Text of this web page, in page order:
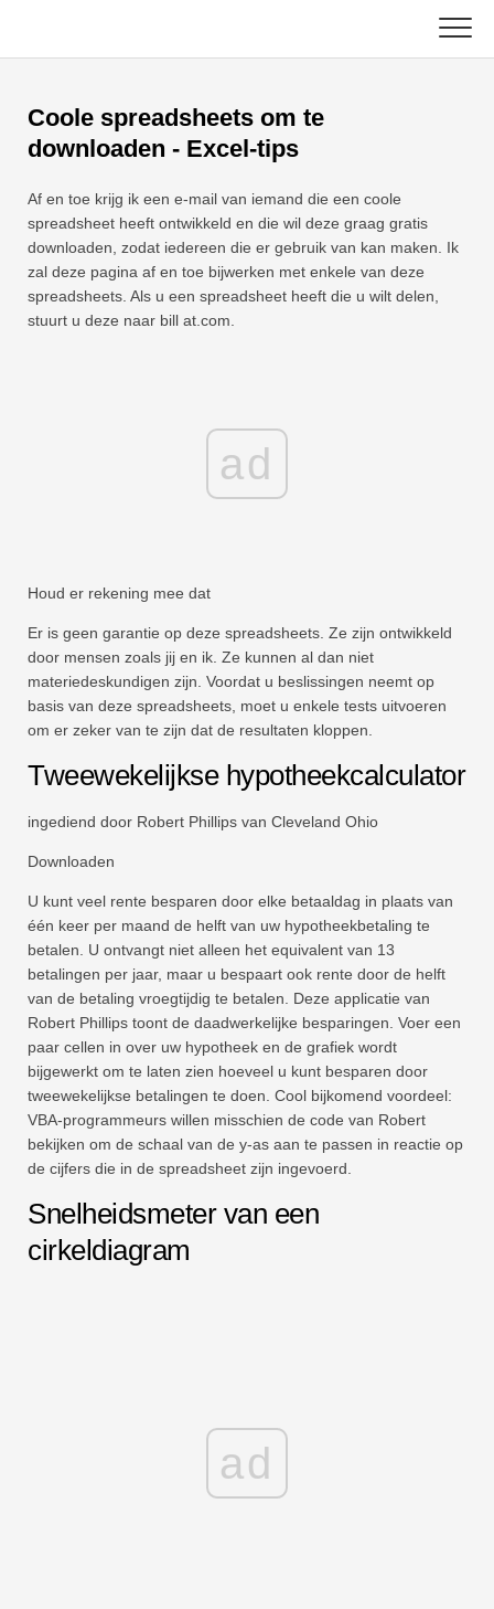
content
Excel-functies
Grafiek
Excel-tips
Formule
TechTV
C ++
DSA
Java
Coole spreadsheets om te
downloaden - Excel-tips
Af en toe krijg ik een e-mail van iemand die een coole
spreadsheet heeft ontwikkeld en die wil deze graag gratis
downloaden, zodat iedereen die er gebruik van kan maken. Ik
zal deze pagina af en toe bijwerken met enkele van deze
spreadsheets. Als u een spreadsheet heeft die u wilt delen,
stuurt u deze naar bill at.com.
ad
Houd er rekening mee dat
Er is geen garantie op deze spreadsheets. Ze zijn ontwikkeld
door mensen zoals jij en ik. Ze kunnen al dan niet
materiedeskundigen zijn. Voordat u beslissingen neemt op
basis van deze spreadsheets, moet u enkele tests uitvoeren
om er zeker van te zijn dat de resultaten kloppen.
Tweewekelijkse hypotheekcalculator
ingediend door Robert Phillips van Cleveland Ohio
Downloaden
U kunt veel rente besparen door elke betaaldag in plaats van
één keer per maand de helft van uw hypotheekbetaling te
betalen. U ontvangt niet alleen het equivalent van 13
betalingen per jaar, maar u bespaart ook rente door de helft
van de betaling vroegtijdig te betalen. Deze applicatie van
Robert Phillips toont de daadwerkelijke besparingen. Voer een
paar cellen in over uw hypotheek en de grafiek wordt
bijgewerkt om te laten zien hoeveel u kunt besparen door
tweewekelijkse betalingen te doen. Cool bijkomend voordeel:
VBA-programmeurs willen misschien de code van Robert
bekijken om de schaal van de y-as aan te passen in reactie op
de cijfers die in de spreadsheet zijn ingevoerd.
Snelheidsmeter van een
cirkeldiagram
ad